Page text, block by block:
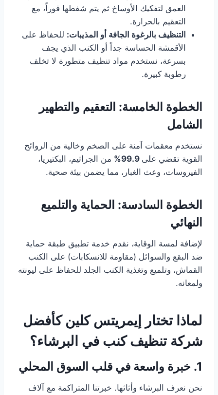
العمق لتفكيك الأوساخ ثم يتم شفطها فوراً، مع
التعقيم بالحرارة.
التنظيف بالرغوة الجافة أو المذيبات: للحفاظ على
الأقمشة الحساسة جداً أو الكنب الذي يجف
بسرعة، نستخدم مواد تنظيف متطورة لا تخلف
رطوبة كبيرة.
الخطوة الخامسة: التعقيم والتطهير
الشامل
نستخدم معقمات آمنة على الصخم وخالية من الروائح
القوية تقضي على99.9%
من الجراثيم، البكتيريا،
الفيروسات، وعث الغبار، مما يضمن بيئة صحية.
الخطوة السادسة: الحماية والتلميع
النهائي
لإضافة لمسة الوقاية، نقدم خدمة تطبيق طبقة حماية
ضد البقع والسوائل (مقاومة للانسكابات) على الكنب
القماش، وتلميع وتغذية الكنب الجلد للحفاظ على ليونته
ولمعانه.
لماذا تختار إيمريتس كلين كأفضل
شركة تنظيف كنب في البرشاء؟
1. خبرة واسعة في قلب السوق المحلي
نحن نعرف البرشاء وأثاثها. خبرتنا المتراكمة مع آلاف